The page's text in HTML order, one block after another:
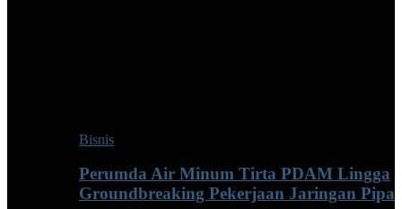
Bisnis
Perumda Air Minum Tirta PDAM Lingga
Groundbreaking Pekerjaan Jaringan Pipa